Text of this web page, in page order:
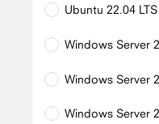
Ubuntu 22.04 LTS
Windows Server
Windows Server
Windows Server